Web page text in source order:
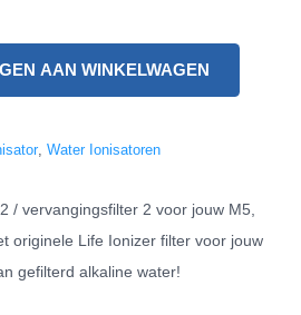
AAN WINKELWAGEN
, Water Ionisatoren
/ vervangingsfilter 2 voor jouw M5,
originele Life Ionizer filter voor jouw
gefilterd alkaline water!